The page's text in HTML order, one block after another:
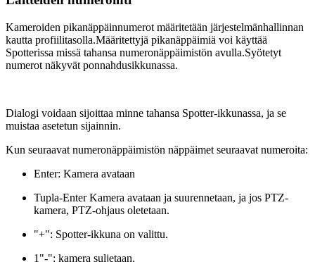
Kameroiden pikanäppäinnumerot määritetään järjestelmänhallinnan
kautta profiilitasolla.Määritettyjä pikanäppäimiä voi käyttää
Spotterissa missä tahansa numeronäppäimistön avulla.Syötetyt
numerot näkyvät ponnahdusikkunassa.
Dialogi voidaan sijoittaa minne tahansa Spotter-ikkunassa, ja se
muistaa asetetun sijainnin.
Kun seuraavat numeronäppäimistön näppäimet seuraavat numeroita:
Enter: Kamera avataan
Tupla-Enter Kamera avataan ja suurennetaan, ja jos PTZ-
kamera, PTZ-ohjaus oletetaan.
"+": Spotter-ikkuna on valittu.
1"-": kamera suljetaan.